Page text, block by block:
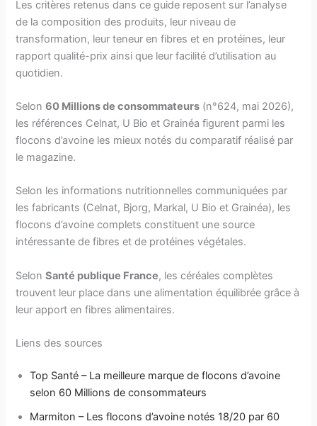
Les critères retenus dans ce guide reposent sur l’analyse
de la composition des produits, leur niveau de
transformation, leur teneur en fibres et en protéines, leur
rapport qualité-prix ainsi que leur facilité d’utilisation au
quotidien.
Selon60 Millions de consommateurs (n°624, mai 2026),
les références Celnat, U Bio et Grainéa figurent parmi les
flocons d’avoine les mieux notés du comparatif réalisé par
le magazine.
Selon les informations nutritionnelles communiquées par
les fabricants (Celnat, Bjorg, Markal, U Bio et Grainéa), les
flocons d’avoine complets constituent une source
intéressante de fibres et de protéines végétales.
SelonSanté publique France, les céréales complètes
trouvent leur place dans une alimentation équilibrée grâce à
leur apport en fibres alimentaires.
Liens des sources
Top Santé – La meilleure marque de flocons d’avoine
selon 60 Millions de consommateurs
Marmiton – Les flocons d’avoine notés 18/20 par 60